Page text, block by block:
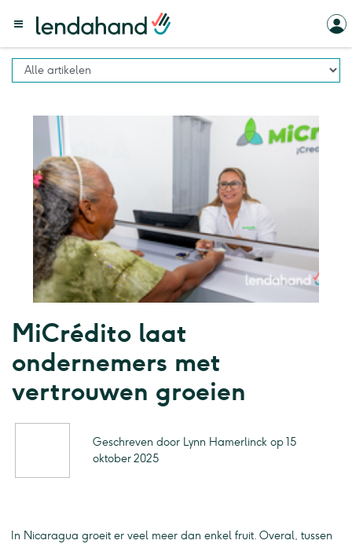
MiCrédito laat
ondernemers met
vertrouwen groeien
Geschreven door Lynn Hamerlinck op 15
oktober 2025
In Nicaragua groeit er veel meer dan enkel fruit. Overal, tussen